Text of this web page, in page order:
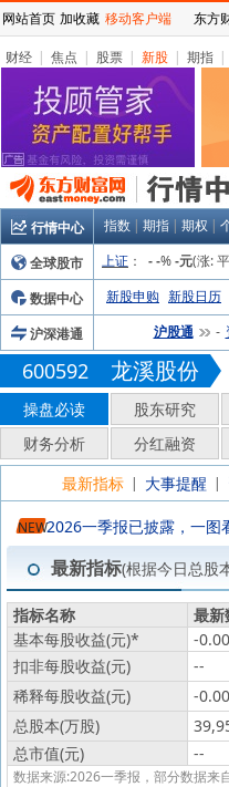
财经 | 焦点 | 股票 | 新股 | 期指 |
行情中心 指数 | 期指 | 期权 |
全球股市
上证 ： - -% -元(涨:
数据中心
新股申购 新股日历
沪深港通
沪股通 -
600592 龙溪股份
操盘必读
股东研究
财务分析
分红融资
最新指标 | 大事提醒 |
NEW2026一季报已披露，一图
最新指标(根据今日总股
指标名称 最新
基本每股收益(元)* -
扣非每股收益(元)
--
稀释每股收益(元)
-
总股本(万股)
总市值(元)
--
数据来源:2026一季报，部分数据来
网站首页 加收藏 移动客户端 东方